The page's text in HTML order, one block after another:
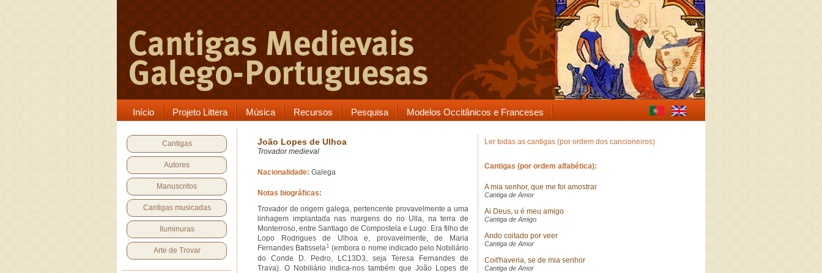
Início Projeto Littera Música Recursos Pesquisa Modelos Occitânicos e Franceses
Cantigas
Autores
Manuscritos
Cantigas musicadas
Iluminuras
Arte de Trovar
João Lopes de Ulhoa
Trovador medieval
Nacionalidade: Galega
Notas biográficas:
Trovador de origem galega, pertencente provavelmente a uma
linhagem implantada nas margens do rio Ulla, na terra de
Monterroso, entre Santiago de Compostela e Lugo. Era filho de
Lopo Rodrigues de Ulhoa e, provavelmente, de Maria
Fernandes Batissela1 (embora o nome indicado pelo Nobiliário
do Conde D. Pedro, LC13D3, seja Teresa Fernandes de
Trava). O Nobiliário indica-nos também que João Lopes de
Ler todas as cantigas (por ordem dos cancioneiros)
Cantigas (por ordem alfabética):
A mia senhor, que me foi amostrar
Cantiga de Amor
Ai Deus, u é meu amigo
Cantiga de Amigo
Ando coitado por veer
Cantiga de Amor
Coit'haveria, se de mia senhor
Cantiga de Amor